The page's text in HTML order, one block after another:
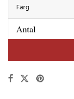
Färg
Antal